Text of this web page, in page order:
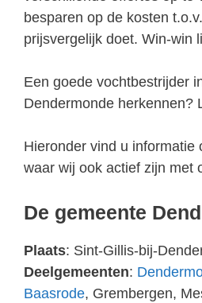
besparen op de kosten
prijsvergelijk doet. Win-win
Een goede vochtbestrijder
Dendermonde herkennen?
Hieronder vind u informatie
waar wij ook actief zijn met
De gemeente
Plaats: Sint-Gillis-bij-
Deelgemeenten:
Baasrode, Grembergen,